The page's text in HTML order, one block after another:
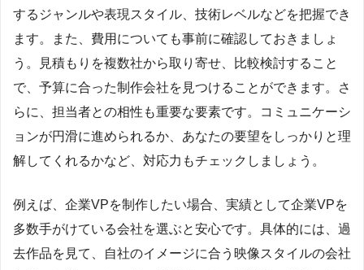
するジャンルや表現スタイル、技術レベルなどを把握でき
ます。また、費用についても事前に確認しておきましょ
う。見積もりを複数社から取り寄せ、比較検討すること
で、予算に合った制作会社を見つけることができます。さ
らに、担当者との相性も重要な要素です。コミュニケーシ
ョンが円滑に進められるか、あなたの要望をしっかりと理
解してくれるかなど、対応力もチェックしましょう。
例えば、企業VPを制作したい場合、実績として企業VPを
多数手がけている会社を選ぶと安心です。具体的には、過
去作品を見て、自社のイメージに合う映像スタイルの会社